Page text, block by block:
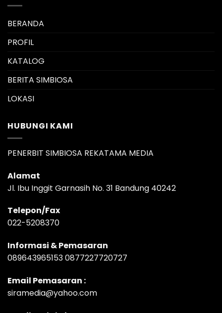
BERANDA
PROFIL
KATALOG
BERITA SIMBIOSA
LOKASI
HUBUNGI KAMI
PENERBIT SIMBIOSA REKATAMA MEDIA
Alamat
Jl. Ibu Inggit Garnasih No. 31 Bandung 40242
Telepon/Fax
022-5208370
Informasi & Pemasaran
089643965153 0877227720727
Email Pemasaran :
siramedia@yahoo.com